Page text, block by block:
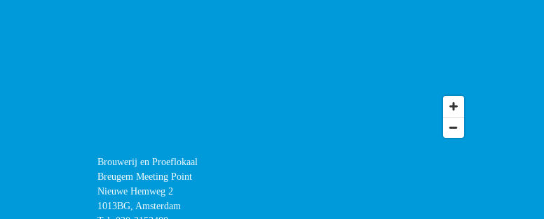
Brouwerij en Proeflokaal
Breugem Meeting Point
Nieuwe Hemweg 2
1013BG, Amsterdam